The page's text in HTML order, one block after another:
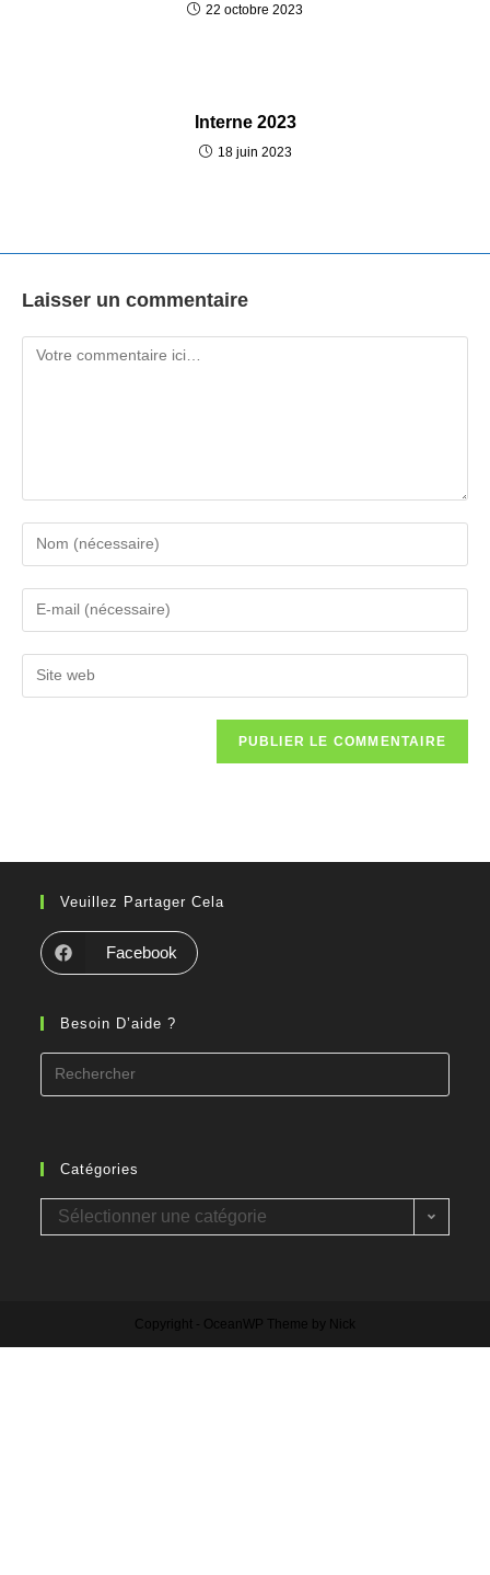
22 octobre 2023
Interne 2023
18 juin 2023
Laisser un commentaire
Veuillez Partager Cela
Facebook
Besoin D’aide ?
Catégories
Sélectionner une catégorie
Copyright - OceanWP Theme by Nick